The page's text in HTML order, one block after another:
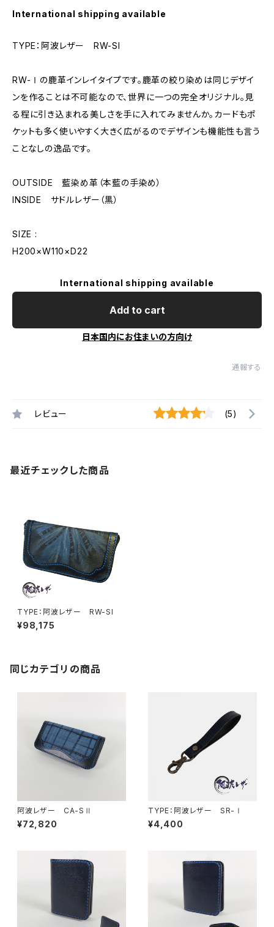
International shipping available
TYPE：阿波レザー RW-SI
RW-Ⅰの鹿革インレイタイプです。鹿革の絞り染めは同じデザイ
ンを作ることは不可能なので、世界に一つの完全オリジナル。見
る程に引き込まれる美しさを手に入れてみませんか。カードもポ
ケットも多く使いやすく大きく広がるのでデザインも機能性も言う
ことなしの逸品です。
OUTSIDE 藍染め革（本藍の手染め）
INSIDE サドルレザー（黒）
SIZE :
H200×W110×D22
International shipping available
Add to cart
日本国内にお住まいの方向け
通報する
レビュー (5)
最近チェックした商品
TYPE：阿波レザー RW-SI
¥98,175
同じカテゴリの商品
阿波レザー CA-SⅡ
¥72,820
TYPE：阿波レザー SR-Ⅰ
¥4,400